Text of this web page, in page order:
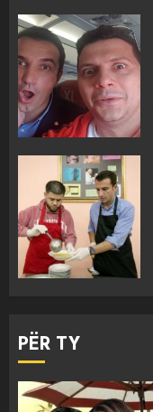
PËR TY
3
4